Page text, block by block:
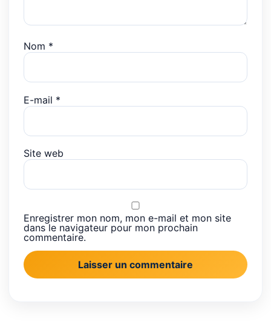
Nom *
E-mail *
Site web
Enregistrer mon nom, mon e-mail et mon site
dans le navigateur pour mon prochain
commentaire.